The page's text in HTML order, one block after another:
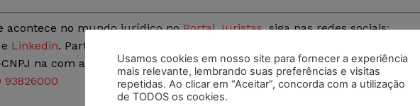
acontece no mundo jurídico noPortal Juristas, siga nas redes sociais:
e Linkedin. Participe de nossos grupos no
na com a
Juristas Certificação Digital, entre em contato conosco por e-
93826000
Usamos cookies em nosso site para fornecer a experiência
mais relevante, lembrando suas preferências e visitas
repetidas. Ao clicar em “Aceitar”, concorda com a utilização
de TODOS os cookies.